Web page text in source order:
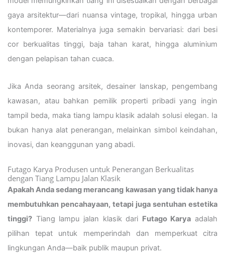
gaya arsitektur—dari nuansa vintage, tropikal, hingga urban
kontemporer. Materialnya juga semakin bervariasi: dari besi
cor berkualitas tinggi, baja tahan karat, hingga aluminium
dengan pelapisan tahan cuaca.
Jika Anda seorang arsitek, desainer lanskap, pengembang
kawasan, atau bahkan pemilik properti pribadi yang ingin
tampil beda, maka tiang lampu klasik adalah solusi elegan. Ia
bukan hanya alat penerangan, melainkan simbol keindahan,
inovasi, dan keanggunan yang abadi.
Futago Karya Produsen untuk Penerangan Berkualitas
dengan Tiang Lampu Jalan Klasik
Apakah Anda sedang merancang kawasan yang tidak hanya
membutuhkan pencahayaan, tetapi juga sentuhan estetika
tinggi? Tiang lampu jalan klasik dari Futago Karya adalah
pilihan tepat untuk memperindah dan memperkuat citra
lingkungan Anda—baik publik maupun privat.